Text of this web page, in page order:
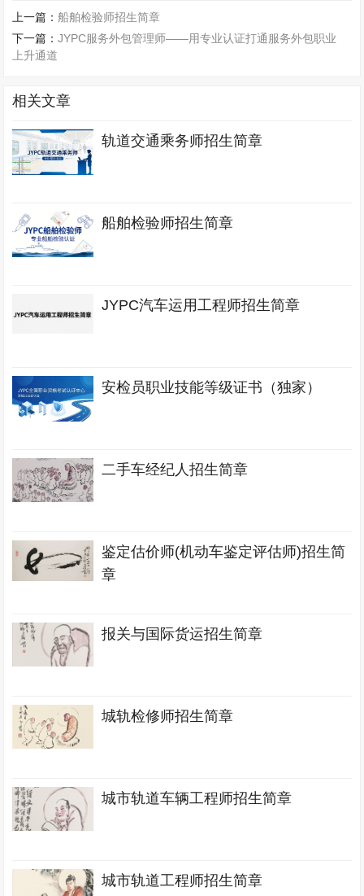
上一篇：船舶检验师招生简章
下一篇：JYPC服务外包管理师——用专业认证打通服务外包职业
上升通道
相关文章
轨道交通乘务师招生简章
船舶检验师招生简章
JYPC汽车运用工程师招生简章
安检员职业技能等级证书（独家）
二手车经纪人招生简章
鉴定估价师(机动车鉴定评估师)招生简
章
报关与国际货运招生简章
城轨检修师招生简章
城市轨道车辆工程师招生简章
城市轨道工程师招生简章